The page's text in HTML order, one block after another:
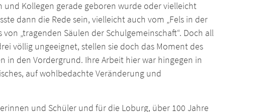
Kollegen gerade geboren wurde oder vielleicht
dann die Rede sein, vielleicht auch vom „Fels in der
„tragenden Säulen der Schulgemeinschaft“. Doch all
völlig ungeeignet, stellen sie doch das Moment des
in den Vordergrund. Ihre Arbeit hier war hingegen in
auf wohlbedachte Veränderung und
und Schüler und für die Loburg, über 100 Jahre